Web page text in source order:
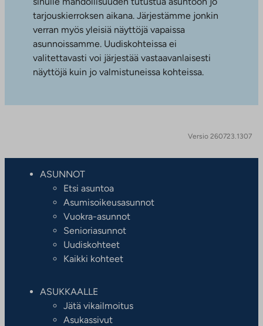
tarjouskierroksen aikana. Järjestämme jonkin
verran myös yleisiä näyttöjä vapaissa
asunnoissamme. Uudiskohteissa ei
valitettavasti voi järjestää vastaavanlaisesti
näyttöjä kuin jo valmistuneissa kohteissa.
Versio 260723.1307
ASUNNOT
Etsi asuntoa
Asumisoikeusasunnot
Vuokra-asunnot
Senioriasunnot
Uudiskohteet
Kaikki kohteet
ASUKKAALLE
Jätä vikailmoitus
Asukassivut